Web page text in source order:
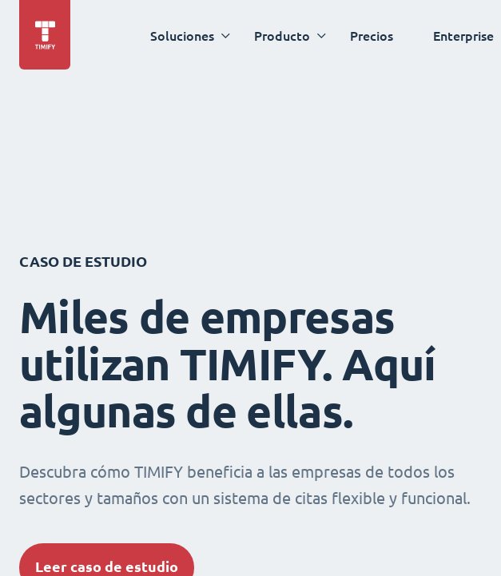
Soluciones Producto Precios Enterprise
CASO DE ESTUDIO
Miles de empresas
utilizan TIMIFY. Aquí
algunas de ellas.
Descubra cómo TIMIFY beneficia a las empresas de todos los
sectores y tamaños con un sistema de citas flexible y funcional.
Leer caso de estudio